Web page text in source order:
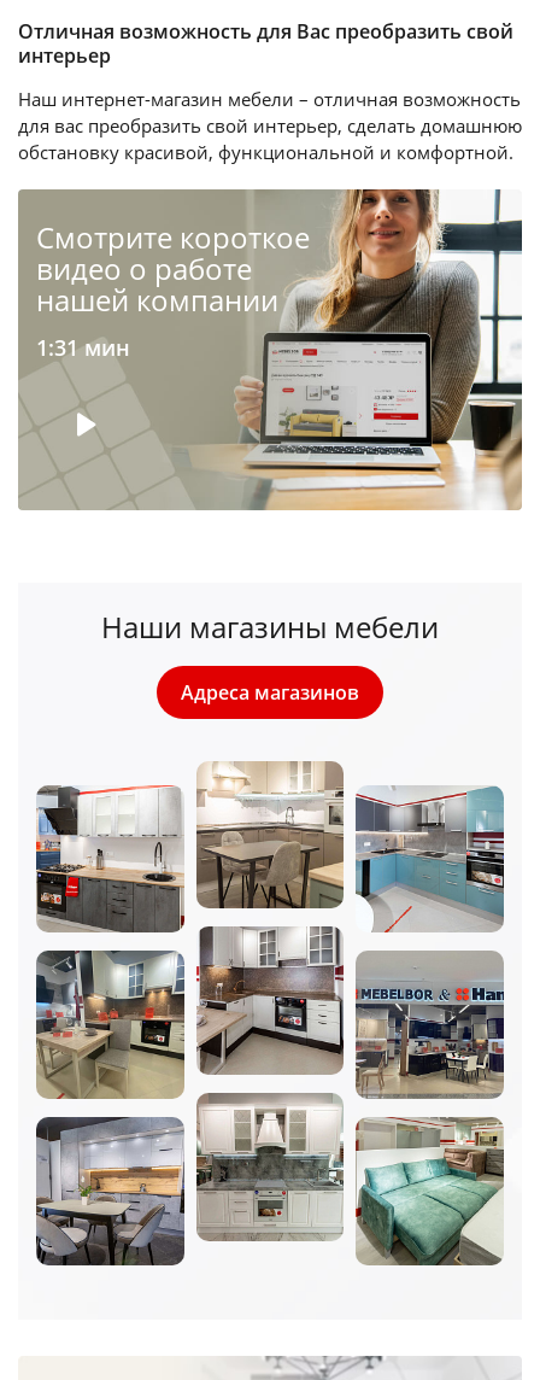
Отличная возможность для Вас преобразить свой
интерьер
Наш интернет-магазин мебели – отличная возможность
для вас преобразить свой интерьер, сделать домашнюю
обстановку красивой, функциональной и комфортной.
Cмотрите короткое
видео о работе
нашей компании
1:31 мин
Наши магазины мебели
Адреса магазинов